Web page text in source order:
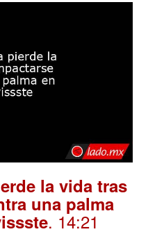
la vida tras
una palma
. 14:21